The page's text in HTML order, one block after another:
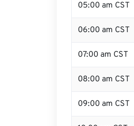
05:00 am CST
06:00 am CST
07:00 am CST
08:00 am CST
09:00 am CST